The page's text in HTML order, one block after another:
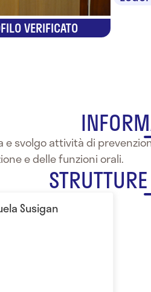
VERIFICATO
e svolgo attività di
e delle funzioni orali.
Susigan